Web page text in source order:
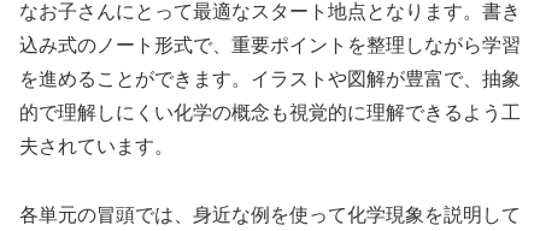
なお子さんにとって最適なスタート地点となります。書き
込み式のノート形式で、重要ポイントを整理しながら学習
を進めることができます。イラストや図解が豊富で、抽象
的で理解しにくい化学の概念も視覚的に理解できるよう工
夫されています。
各単元の冒頭では、身近な例を使って化学現象を説明して